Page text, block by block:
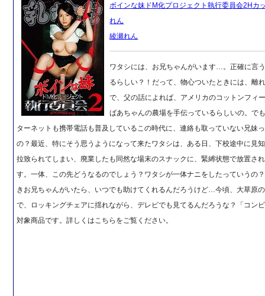
ボインな妹ドM化プロジェクト執行委員会2Hカ
れん
綾瀬れん
ワタシには、お兄ちゃんがいます…。正確に言
るらしい？！だって、物心ついたときには、離
で、父の話によれば、アメリカのコットンフィ
ばあちゃんの農場を手伝っているらしいの。で
ターネットも携帯電話も普及しているこの時代に、連絡も取っていない兄妹
の？最近、特にそう思うようになって来たワタシは、ある日、下校途中に見
拉致られてしまい、廃業したも同然な場末のスナックに、緊縛状態で放置さ
す。一体、この先どうなるのでしょう？ワタシが一体ナニをしたっていうの
きお兄ちゃんがいたら、いつでも助けてくれるんだろうけど…今頃、大草原
で、ロッキングチェアに揺れながら、デレビでも見てるんだろうな？「コン
対象商品です。詳しくはこちらをご覧ください。